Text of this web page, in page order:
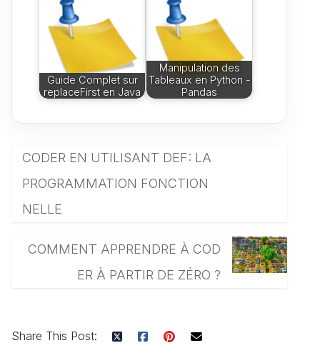
Guide Complet sur
replaceFirst en Java
Manipulation des
Tableaux en Python -
Pandas
CODER EN UTILISANT DEF: LA
PROGRAMMATION FONCTION
NELLE
COMMENT APPRENDRE À COD
ER À PARTIR DE ZÉRO ?
Share This Post: